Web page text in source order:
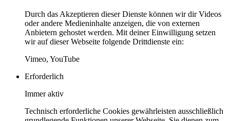
Durch das Akzeptieren dieser Dienste können wir dir Videos
oder andere Medieninhalte anzeigen, die von externen
Anbietern gehostet werden. Mit deiner Einwilligung setzen
wir auf dieser Webseite folgende Drittdienste ein:
Vimeo, YouTube
Erforderlich
Immer aktiv
Technisch erforderliche Cookies gewährleisten ausschließlich